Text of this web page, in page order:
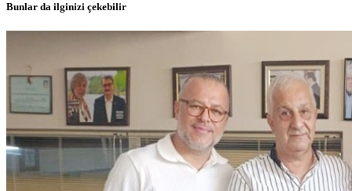
Bunlar da ilginizi çekebilir